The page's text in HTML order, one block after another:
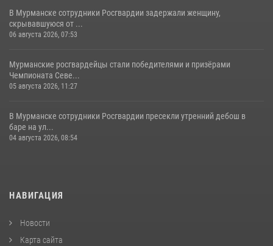
В Мурманске сотрудники Росгвардии задержали женщину,
скрывавшуюся от ...
06 августа 2026, 07:53
Мурманские росгвардейцы стали победителями и призёрами
Чемпионата Севе...
05 августа 2026, 11:27
В Мурманске сотрудники Росгвардии пресекли утренний дебош в
баре на ул...
04 августа 2026, 08:54
НАВИГАЦИЯ
Новости
Карта сайта